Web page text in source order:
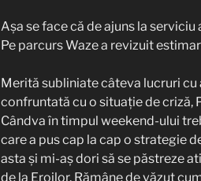
Așa se face că de ajuns la
Pe parcurs Waze a revizuit
Merită subliniate câteva lucruri
confruntată cu o situație de criză,
Cândva în timpul weekend-ului
care a pus cap la cap o strategie
asta și mi-aș dori să se păstreze
de la Eroilor. Rămâne de văzut